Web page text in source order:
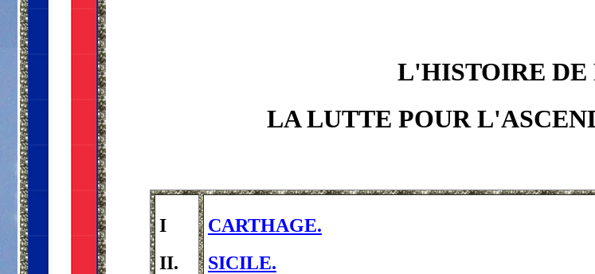
L'HISTOIRE DE
LA LUTTE POUR
I
II.
CARTHAGE.
SICILE.